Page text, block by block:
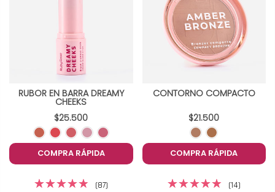
RUBOR EN BARRA DREAMY
CHEEKS
$25.500
COMPRA RÁPIDA
(87)
CONTORNO COMPACTO
$21.500
COMPRA RÁPIDA
(14)